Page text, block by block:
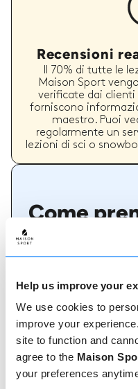
Help us improve your
We use cookies to
improve your
site to function and
agree to the Maison
your preferences
Recensioni
Il 70% di tutte le
Maison Sport
verificate dai clienti
forniscono
maestro. Puoi
regolarmente un
lezioni di sci o
Come
Prenotare con noi
semplice, il nostro
o parlate con il
assistenza.
Prenota